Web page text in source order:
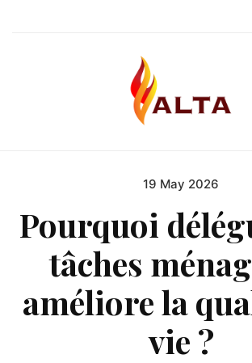
Posted
19 May 2026
Pourquoi
tâches
améliore la
vie ?